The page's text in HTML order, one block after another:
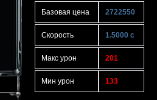
Базовая цена 2722550
Скорость 1.5000 с
Макс урон 201
Мин урон 133